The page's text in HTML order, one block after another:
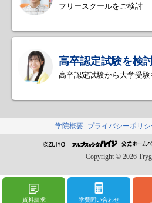
フリースクールをご検討
高卒認定試験を検
高卒認定試験から大学受
資料請求 学費問い合わせ
学院概要 プライバシーポリシ
Copyright © 2026